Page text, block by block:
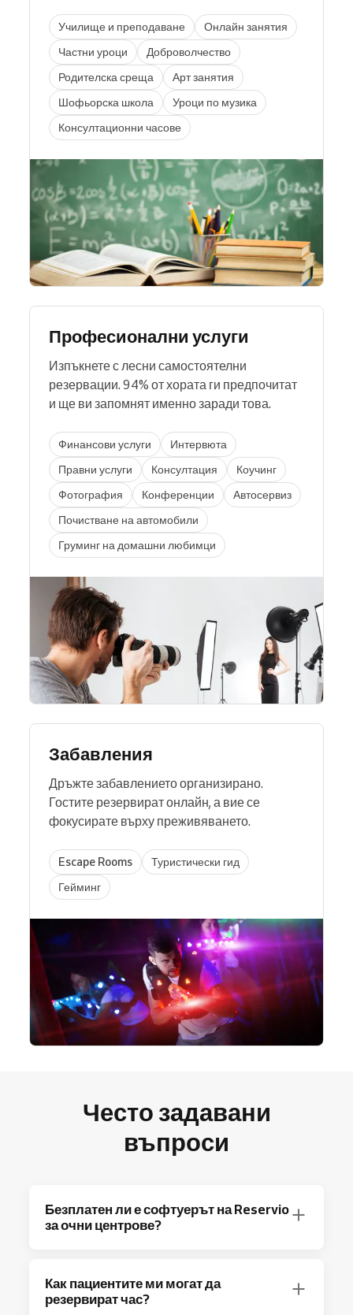
Училище и преподаване
Онлайн занятия
Частни уроци
Доброволчество
Родителска среща
Арт занятия
Шофьорска школа
Уроци по музика
Консултационни часове
Професионални услуги
Изпъкнете с лесни самостоятелни
резервации. 94% от хората ги предпочитат
и ще ви запомнят именно заради това.
Финансови услуги
Интервюта
Правни услуги
Консултация
Коучинг
Фотография
Конференции
Автосервиз
Почистване на автомобили
Груминг на домашни любимци
Забавления
Дръжте забавлението организирано.
Гостите резервират онлайн, а вие се
фокусирате върху преживяването.
Escape Rooms
Туристически гид
Гейминг
Често задавани
въпроси
Безплатен ли е софтуерът на Reservio
за очни центрове?
до 40 резервации на месец и основни
функции за планиране.
Как пациентите ми могат да
резервират час?